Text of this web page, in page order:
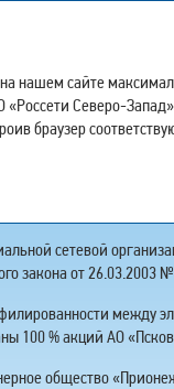
сетевой
закона от 26.03.2003
между
100 % акций АО
общество
нашем сайте
«Россети Северо-
браузер